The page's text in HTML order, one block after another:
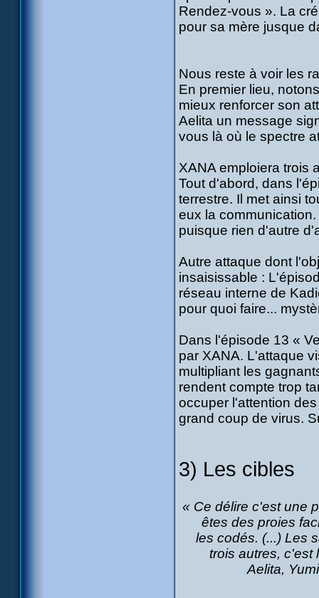
Rendez-vous ». La
pour sa mère jusque
Nous reste à voir les
En premier lieu,
mieux renforcer son
Aelita un message
vous là où le spectre
XANA emploiera trois
Tout d'abord, dans
terrestre. Il met ainsi
eux la
puisque rien d'autre
Autre attaque dont
insaisissable :
réseau interne de
pour quoi faire...
Dans l'épisode 13 «
par XANA. L'attaque
multipliant les
rendent compte trop
occuper l'attention
grand coup de virus.
3) Les cibles
« Ce délire c'est une
êtes des proies
les codés. (...) Les
trois autres, c'est
Aelita,